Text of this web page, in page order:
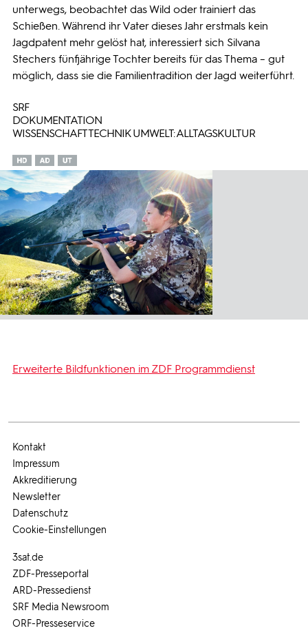
unterwegs, beobachtet das Wild oder trainiert das
Schießen. Während ihr Vater dieses Jahr erstmals kein
Jagdpatent mehr gelöst hat, interessiert sich Silvana
Stechers fünfjährige Tochter bereits für das Thema – gut
möglich, dass sie die Familientradition der Jagd weiterführt.
SRF
DOKUMENTATION
WISSENSCHAFT TECHNIK UMWELT: ALLTAGSKULTUR
Erweiterte Bildfunktionen im ZDF Programmdienst
3sat.de
ZDF-Presseportal
ARD-Pressedienst
SRF Media Newsroom
ORF-Presseservice
Kontakt
Impressum
Akkreditierung
Newsletter
Datenschutz
Cookie-Einstellungen